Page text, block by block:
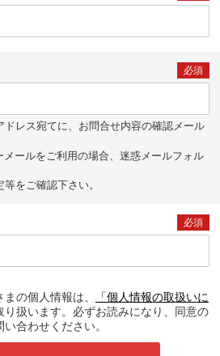
必須
レス宛てに、お問合せ内容の確認メール
ールをご利用の場合、迷惑メールフォル
をご確認下さい。
必須
の個人情報は、
「個人情報の取扱いに
り扱います。必ずお読みになり、同意の
い合わせください。